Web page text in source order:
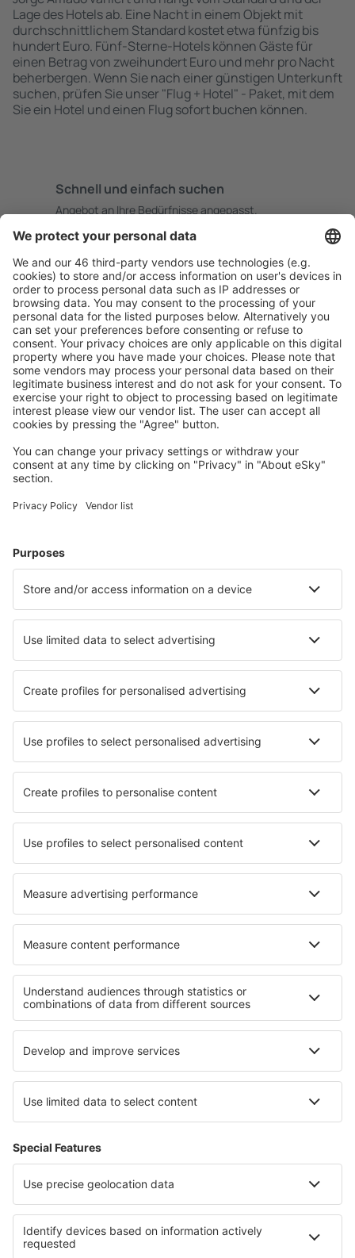
Lage des Hotels ab. Eine Nacht in einem Objekt mit
durchschnittlichem Standard kostet etwa fünfzig bis
hundert Euro. Fünf-Sterne-Hotels können Gäste für
einen Betrag von zweihundert Euro und mehr pro Nacht
beherbergen. Wenn Sie nach einer günstigen Unterkunft
suchen, prüfen Sie unser "Flug + Hotel" - Paket, mit dem
Sie ein Hotel und einen Flug sofort buchen können.
Schnell und einfach suchen
Angebot an Ihre Bedürfnisse angepasst.
Sicher planen
Buchen ohne Sorgen mit einer kostenlosen
Stornierungsoption.
Mehr sparen
Attraktive Preise und Spezialangebote für eingeloggte
Benutzer.
Unterkünfte, die Sie mögen
Wählen Sie aus über 1,3 Millionen Unterkünften: Hotels,
Meist gesuchte Hotels von eSky Nutzern
Hotels in Sao Paulo Hotels in Belem Hotels in Cabo Frio
Hotels in Campos dos Goytacazes Hotels in Vila Velha
Hotels in Olimpia Hotels in Sinop Hotels in Itapoa
Die besten Hotels - Städte
Hotels in Cappeln Hotels in Pozzallo Hotels in Ternberg
Hotels in Monteverde Hotels in Hobart Hotels in Tewel
Hotels in Burrington (Somerset) Hotels in Mesi
Hotels in Fernando de Noronha
Hotels in Ipanema Hotels in Tirol Hotels auf den Azoren
Hotels auf der Svalbard Archipelago
Hotels an der Marmara Küste
Hotels in Rondane-Nationalpark